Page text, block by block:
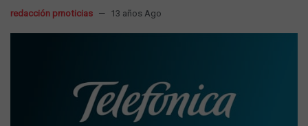
redacción prnoticias 13 años Ago